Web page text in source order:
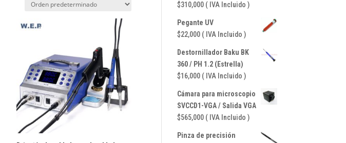
$310,000 ( IVA Incluido )
Pegante UV
$22,000 ( IVA Incluido )
Destornillador Baku BK
360 / PH 1.2 (Estrella)
$16,000 ( IVA Incluido )
Cámara para microscopio
SVCCD1-VGA / Salida VGA
$565,000 ( IVA Incluido )
Pinza de precisión